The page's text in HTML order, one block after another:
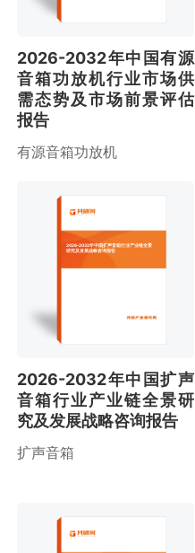
2026-2032年中国有源
音箱功放机行业市场供
需态势及市场前景评估
报告
有源音箱功放机
2026-2032年中国扩声音箱行业产业链全景
研究及发展战略咨询报告
2026-2032年中国扩声
音箱行业产业链全景研
究及发展战略咨询报告
扩声音箱